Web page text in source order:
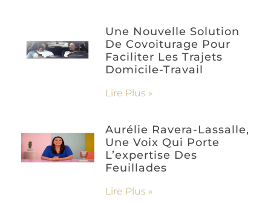
Une Nouvelle Solution
De Covoiturage Pour
Faciliter Les Trajets
Domicile-Travail
Lire Plus »
Aurélie Ravera-Lassalle,
Une Voix Qui Porte
L’expertise Des
Feuillades
Lire Plus »